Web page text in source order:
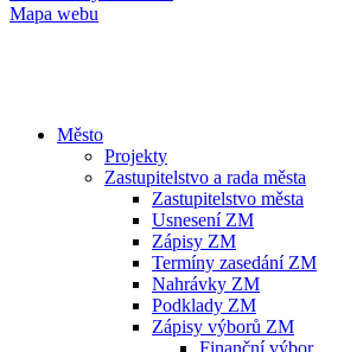
Mapa webu
Město
Projekty
Zastupitelstvo a rada města
Zastupitelstvo města
Usnesení ZM
Zápisy ZM
Termíny zasedání ZM
Nahrávky ZM
Podklady ZM
Zápisy výborů ZM
Finanční výbor